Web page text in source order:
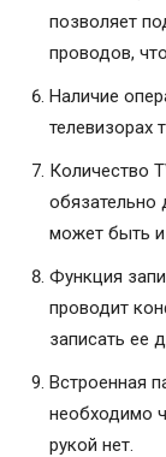
позволяет
проводов,
Наличие
телевизорах
Количество
обязательно
может быть и
Функция
проводит
записать ее
Встроенная
необходимо
рукой нет.